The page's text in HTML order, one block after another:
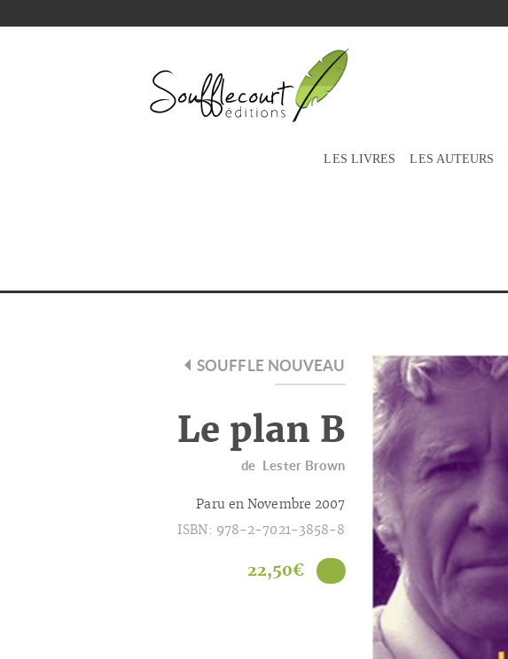
LES LIVRES LES AUTEURS
SOUFFLE NOUVEAU
Le plan B
de Lester Brown
Paru en Novembre 2007
ISBN: 978-2-7021-3858-8
22,50€